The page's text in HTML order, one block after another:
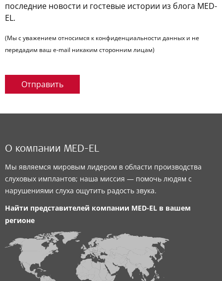
последние новости и гостевые истории из блога MED-
EL.
(Мы с уважением относимся к конфиденциальности данных и не
передадим ваш e-mail никаким сторонним лицам)
Отправить
О компании MED-EL
Мы являемся мировым лидером в области производства
слуховых имплантов; наша миссия — помочь людям с
нарушениями слуха ощутить радость звука.
Найти представителей компании MED-EL в вашем
регионе